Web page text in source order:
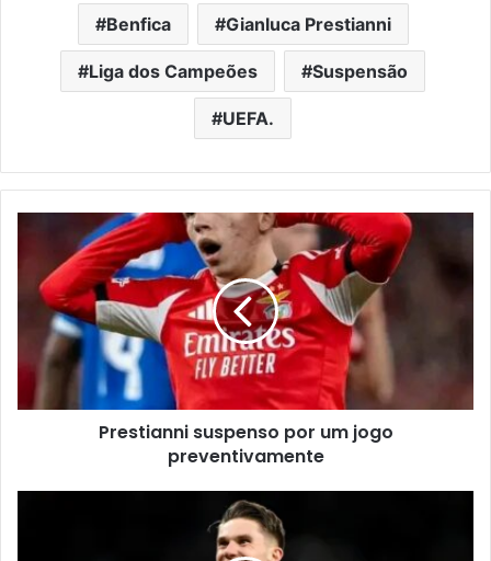
Benfica Gianluca Prestianni
Liga dos Campeões Suspensão
UEFA.
Prestianni suspenso por um jogo
preventivamente